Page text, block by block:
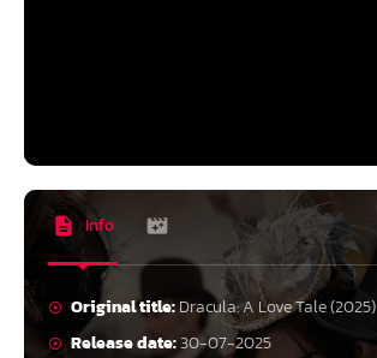
Info
Original title:Dracula: A Love Tale (2025)
Release date:30-07-2025